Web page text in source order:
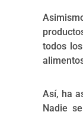
todos
Así, ha
Nadie